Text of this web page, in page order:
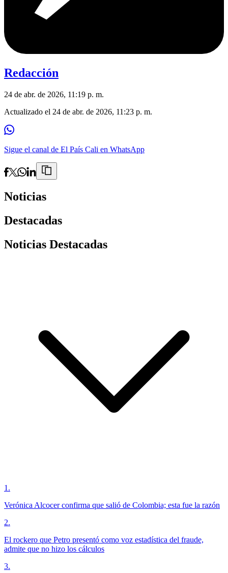
Redacción
24 de abr. de 2026, 11:19 p. m.
Actualizado el 24 de abr. de 2026, 11:23 p. m.
Sigue el canal de El País Cali en WhatsApp
Noticias
Destacadas
Noticias Destacadas
1 .
Verónica Alcocer confirma que salió de Colombia; esta fue la razón
2.
El rockero que Petro presentó como voz estadística del fraude,
admite que no hizo los cálculos
3.